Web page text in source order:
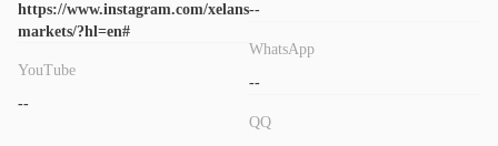
https://www.instagram.com/xelans
markets/?hl=en#
YouTube
--
--
WhatsApp
--
QQ